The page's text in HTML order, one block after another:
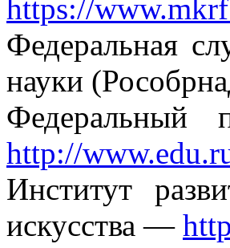
https://
Федеральная
науки
Федеральный
http://
Институт
искусства —